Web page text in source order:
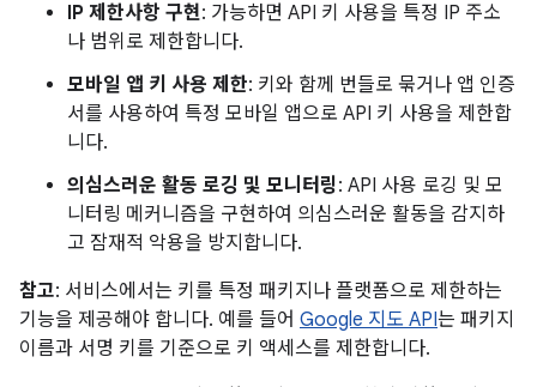
IP 제한사항 구현: 가능하면 API 키 사용을 특정 IP 주소
나 범위로 제한합니다.
모바일 앱 키 사용 제한: 키와 함께 번들로 묶거나 앱 인증
서를 사용하여 특정 모바일 앱으로 API 키 사용을 제한합
니다.
의심스러운 활동 로깅 및 모니터링: API 사용 로깅 및 모
니터링 메커니즘을 구현하여 의심스러운 활동을 감지하
고 잠재적 악용을 방지합니다.
참고: 서비스에서는 키를 특정 패키지나 플랫폼으로 제한하는
기능을 제공해야 합니다. 예를 들어 Google 지도 API는 패키지
이름과 서명 키를 기준으로 키 액세스를 제한합니다.